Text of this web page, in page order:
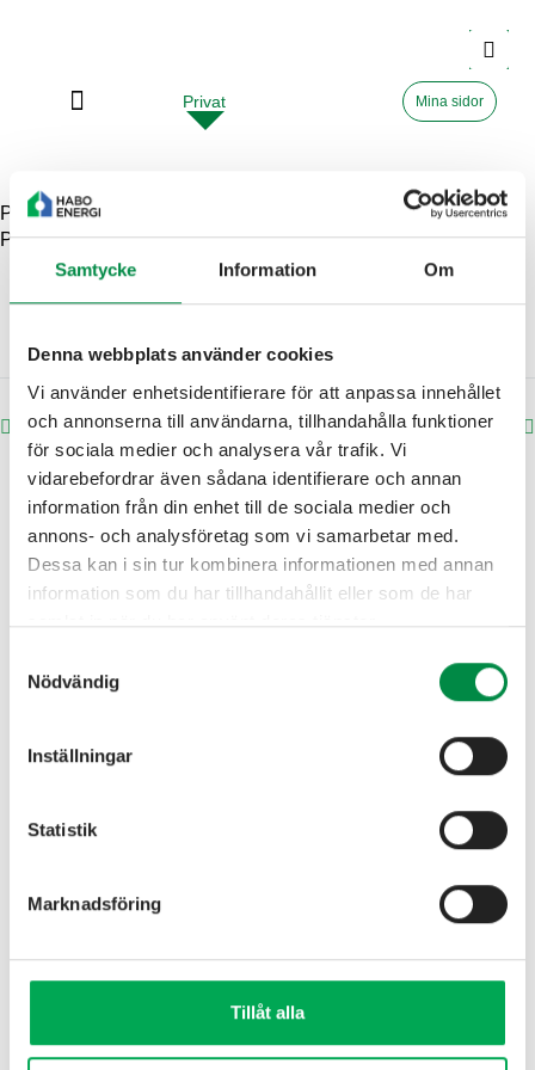
Samtycke Information Om
Denna webbplats använder cookies
Vi använder enhetsidentifierare för att anpassa innehållet
och annonserna till användarna, tillhandahålla funktioner
för sociala medier och analysera vår trafik. Vi
vidarebefordrar även sådana identifierare och annan
information från din enhet till de sociala medier och
annons- och analysföretag som vi samarbetar med.
Dessa kan i sin tur kombinera informationen med annan
information som du har tillhandahållit eller som de har
samlat in när du har använt deras tjänster.
Nödvändig
Inställningar
Statistik
Marknadsföring
Tillåt alla
Privat Mina sidor
Publicerat i
Publicerat den2026-02-09
Lexus Kia